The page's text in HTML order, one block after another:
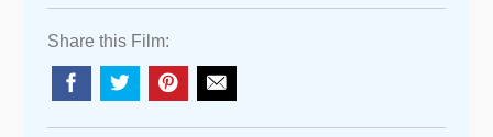
Share this Film: